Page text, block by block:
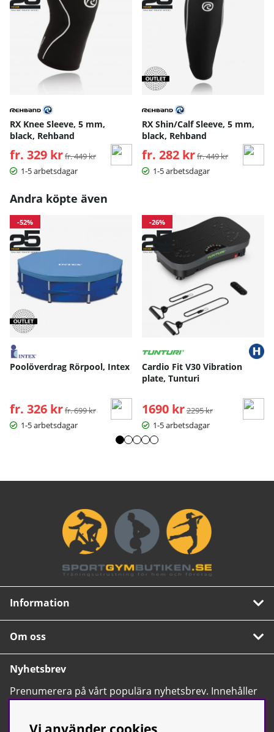
RX Knee Sleeve, 5 mm,
black, Rehband
fr. 329 kr Ordinarie pris:
fr. 449 kr
1-5 arbetsdagar
RX Shin/Calf Sleeve, 5 mm,
black, Rehband
fr. 282 kr Ordinarie pris:
fr. 449 kr
1-5 arbetsdagar
Andra köpte även
-52%
Poolöverdrag Rörpool, Intex
fr. 326 kr Ordinarie pris:
fr. 699 kr
1-5 arbetsdagar
-26%
Cardio Fit V30 Vibration
plate, Tunturi
1690 kr Ordinarie pris:
2295 kr
1-5 arbetsdagar
Information
Om oss
Nyhetsbrev
Prenumerera på vårt populära nyhetsbrev. Innehåller
tips, nyheter och våra allra bästa erbjudanden.